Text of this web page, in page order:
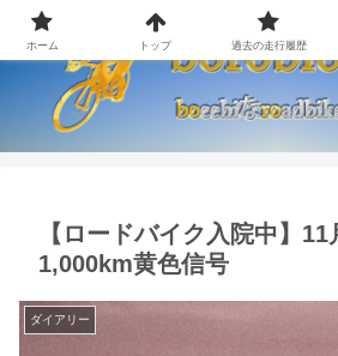
【ロードバイク入院中】
1,000km黄色信号
ダイアリー
ホーム トップ 過去の走行履歴